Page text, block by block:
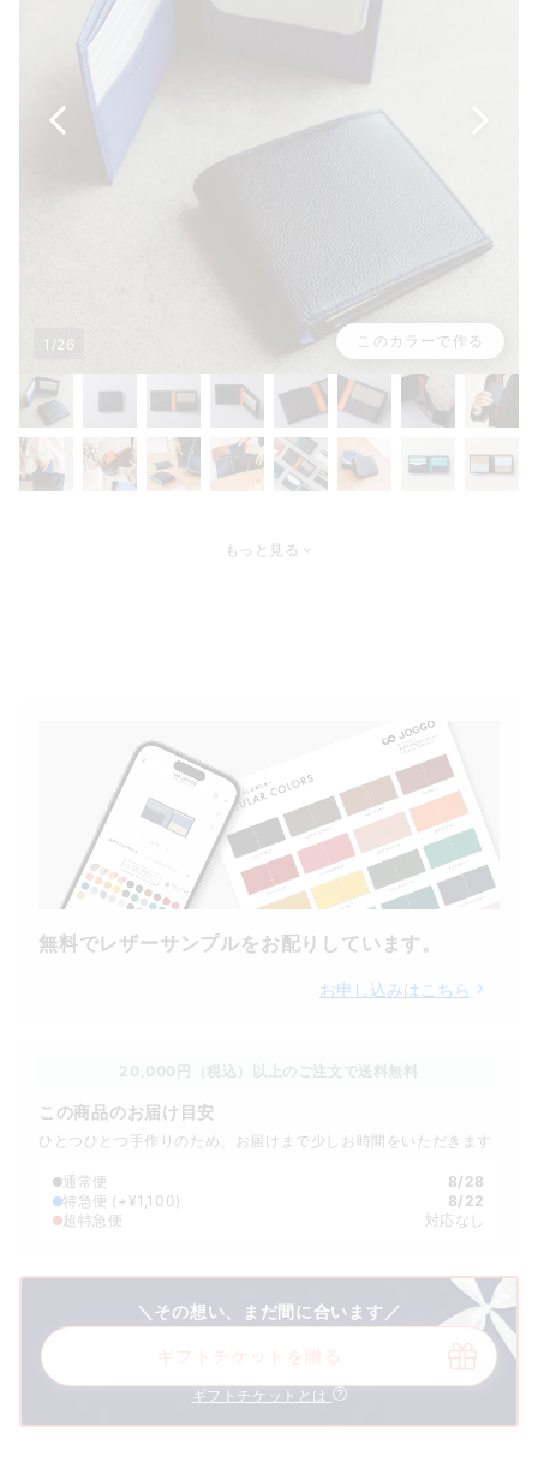
1/26 このカラーで作る
もっと見る
無料でレザーサンプルをお配りしています。
お申し込みはこちら
20,000円（税込）以上のご注文で送料無料
この商品のお届け目安
ひとつひとつ手作りのため、お届けまで少しお時間をいただきます
通常便
8/28
特急便 (+¥1,100)
8/22
超特急便
対応なし
＼その想い、まだ間に合います／
ギフトチケットを贈る
ギフトチケットとは